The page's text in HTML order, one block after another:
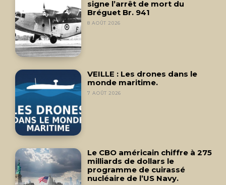
signe l’arrêt de mort du
Bréguet Br. 941
8 AOÛT 2026
VEILLE : Les drones dans le
monde maritime.
7 AOÛT 2026
Le CBO américain chiffre à 275
milliards de dollars le
programme de cuirassé
nucléaire de l’US Navy.